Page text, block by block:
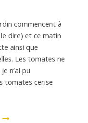
commencent à
dire) et ce matin
ainsi que
Les tomates ne
n’ai pu
tomates cerise